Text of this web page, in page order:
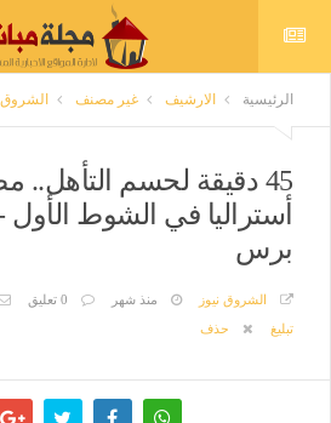
الرئيسية الارشيف غير مصنف الشروق
45 دقيقة لحسم
أستراليا في الشوط الأول -
برس
الشروق نيوز منذ شهر 0 تعليق
تبليغ
حذف